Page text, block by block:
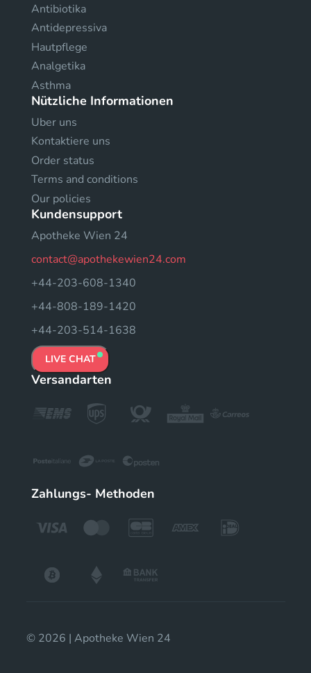
Antibiotika
Antidepressiva
Hautpflege
Analgetika
Asthma
Nützliche Informationen
Uber uns
Kontaktiere uns
Order status
Terms and conditions
Our policies
Kundensupport
Apotheke Wien 24
contact@apothekewien24.com
+44-203-608-1340
+44-808-189-1420
+44-203-514-1638
LIVE CHAT
Versandarten
Zahlungs- Methoden
© 2026 | Apotheke Wien 24